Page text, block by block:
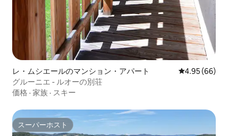
レ・ムシエールのマンション・アパート レビュー66
4.95 (66)
グルーニエ - ルオーの別荘
価格 · 家族 · スキー
スーパーホスト
スーパーホスト